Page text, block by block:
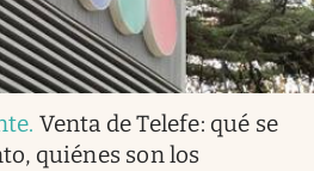
. Venta de Telefe: qué se
quiénes son los